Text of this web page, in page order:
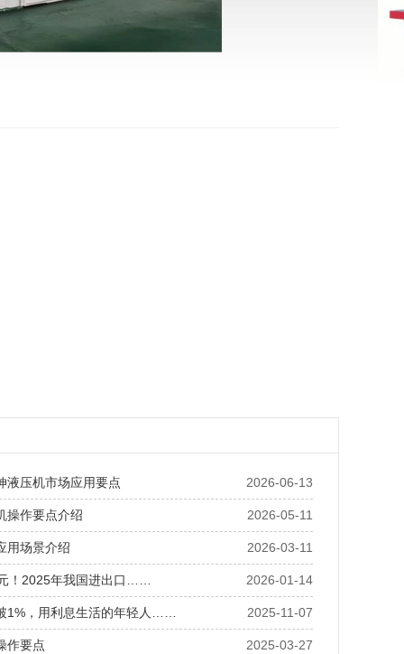
2026-06-13
液压机市场应用要点
2026-05-11
操作要点介绍
2026-03-11
用场景介绍
2026-01-14
！2025年我国进出口……
2025-11-07
1%，用利息生活的年轻人……
2025-03-27
作要点